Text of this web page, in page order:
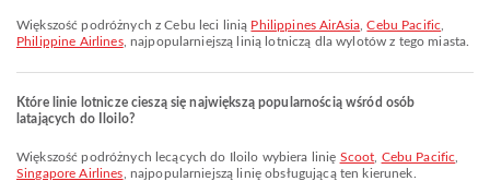
Większość podróżnych z Cebu leci linią Philippines AirAsia ,Cebu Pacific
Philippine Airlines, najpopularniejszą linią lotniczą dla wylotów z tego miasta.
Które linie lotnicze cieszą się największą popularnością wśród osób
latających do Iloilo?
Większość podróżnych lecących do Iloilo wybiera linię Scoot Cebu Pacific
Singapore Airlines , najpopularniejszą linię obsługującą ten kierunek.